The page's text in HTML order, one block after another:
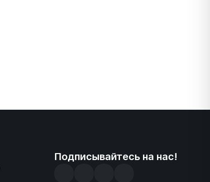
Подписывайтесь на нас!